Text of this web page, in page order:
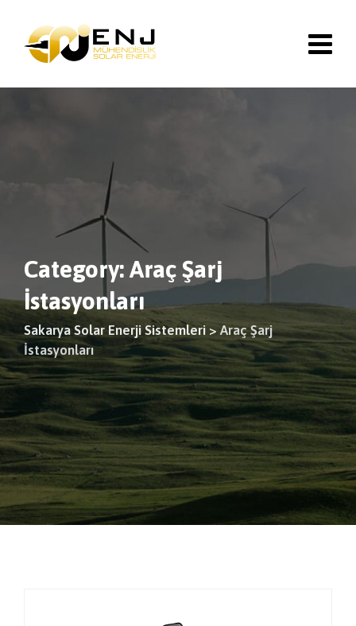
content
Category: Araç Şarj
İstasyonları
Sakarya Solar Enerji Sistemleri > Araç Şarj
İstasyonları